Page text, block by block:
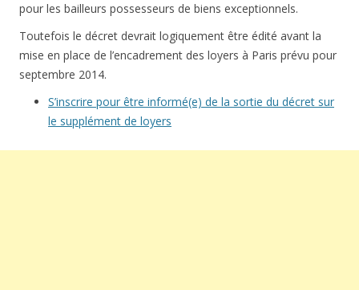
pour les bailleurs possesseurs de biens exceptionnels.
Toutefois le décret devrait logiquement être édité avant la
mise en place de l’encadrement des loyers à Paris prévu pour
septembre 2014.
S’inscrire pour être informé(e) de la sortie du décret sur
le supplément de loyers